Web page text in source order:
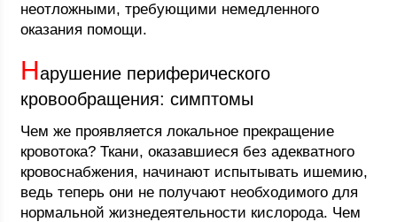
неотложными, требующими немедленного
оказания помощи.
Нарушение периферического
кровообращения: симптомы
Чем же проявляется локальное прекращение
кровотока? Ткани, оказавшиеся без адекватного
кровоснабжения, начинают испытывать ишемию,
ведь теперь они не получают необходимого для
нормальной жизнедеятельности кислорода. Чем